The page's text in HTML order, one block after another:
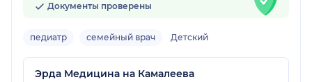
Документы проверены
педиатр семейный врач Детский
Эрда Медицина на Камалеева